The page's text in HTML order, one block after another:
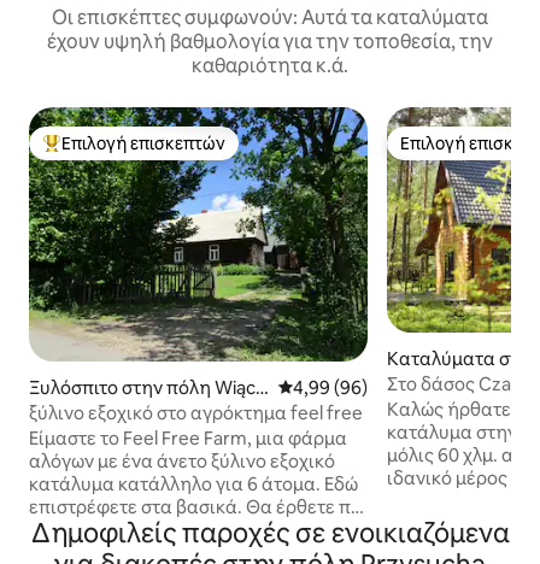
Οι επισκέπτες συμφωνούν: Αυτά τα καταλύματα
έχουν υψηλή βαθμολογία για την τοποθεσία, την
καθαριότητα κ.ά.
Κορυφαία επιλογή επισκεπτών
Επιλογή επισκεπτών
Ξυλόσπιτο στην πόλη Wiąck
a
Μέση βαθμολογία: 4,99 στα 5,
4,99 (96)
ξύλινο εξοχικό στο αγρόκτημα feel free
Είμαστε το Feel Free Farm, μια φάρμα
αλόγων με ένα άνετο ξύλινο εξοχικό
κατάλυμα κατάλληλο για 6 άτομα. Εδώ
επιστρέφετε στα βασικά. Θα έρθετε πιο
κοντά στη φύση και θα απολαύσετε τη
ζωή στο αγρόκτημα. Μπορείτε να
Επιλογή
Επιλογή
Καταλύματα
Wilga
Στο δάσος Czas-
Καλώς ήρθατε σε
κατάλυμα στην
μόλις 60 χλμ.
ιδανικό μέρος
ρομαντικό
φύση ή
Δημοφιλείς παροχές σε ενοικιαζόμενα